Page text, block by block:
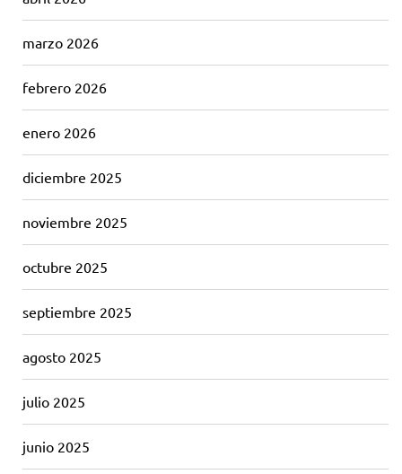
marzo 2026
febrero 2026
enero 2026
diciembre 2025
noviembre 2025
octubre 2025
septiembre 2025
agosto 2025
julio 2025
junio 2025